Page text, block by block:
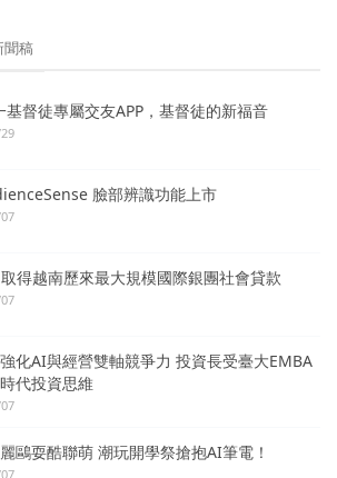
聞稿
基督徒專屬交友APP，基督徒的新福音
臉部辨識功能上市
得越南歷來最大規模國際銀團社會貸款
化AI與經營雙軸競爭力 投資長受臺大EMBA
代投資思維
鷗耍酷聯萌 潮玩開學祭搶抱AI筆電！